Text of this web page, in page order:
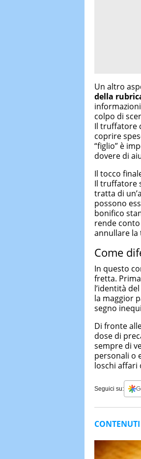
Un altro
della
colpo di
Il truffatore
coprire
“figlio” è
dovere di
Il tocco
Il truffatore
tratta di
possono
bonifico
rende
annullare la
Come
In questo
fretta.
l’identità
la maggior
segno
Di fronte
dose di
sempre di
personali o
loschi affari
Seguici su: